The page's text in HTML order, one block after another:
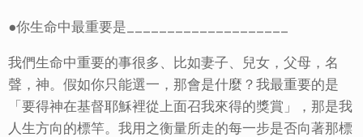
●你生命中最重要是____________________
我們生命中重要的事很多、比如妻子、兒女，父母，名
聲，神。假如你只能選一，那會是什麼？我最重要的是
「要得神在基督耶穌裡從上面召我來得的獎賞」，那是我
人生方向的標竿。我用之衡量所走的每一步是否向著那標